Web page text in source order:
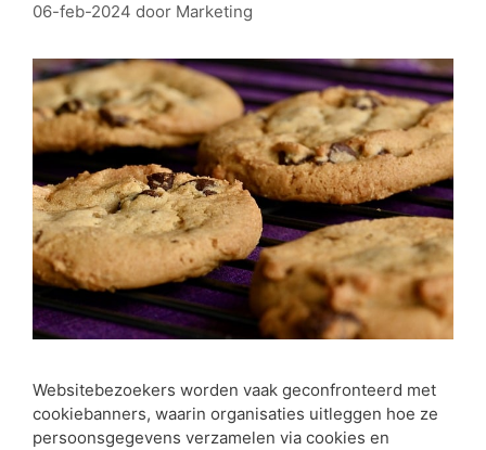
06-feb-2024 door Marketing
Websitebezoekers worden vaak geconfronteerd met
cookiebanners, waarin organisaties uitleggen hoe ze
persoonsgegevens verzamelen via cookies en